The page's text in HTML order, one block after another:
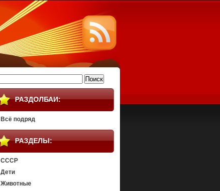
РАЗДОЛБАИ:
Всё подряд
РАЗДЕЛЫ:
СССР
Дети
Животные